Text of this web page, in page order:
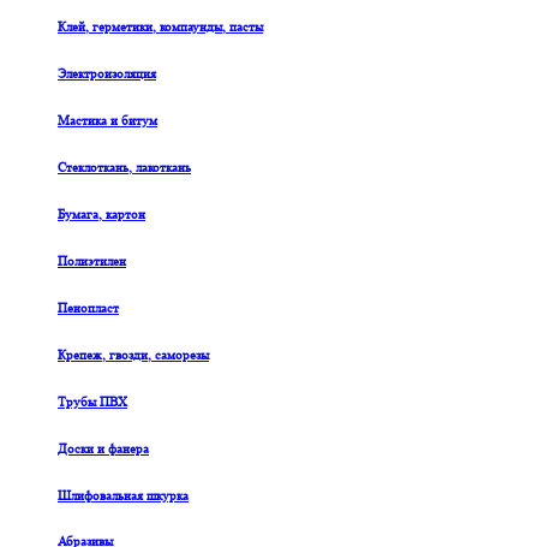
Клей, герметики, компаунды, пасты
Электроизоляция
Мастика и битум
Стеклоткань, лакоткань
Бумага, картон
Полиэтилен
Пенопласт
Крепеж, гвозди, саморезы
Трубы ПВХ
Доски и фанера
Шлифовальная шкурка
Абразивы